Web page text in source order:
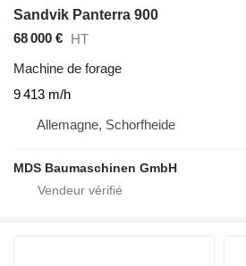
Sandvik Panterra 900
68 000 € HT
Machine de forage
9 413 m/h
Allemagne, Schorfheide
MDS Baumaschinen GmbH